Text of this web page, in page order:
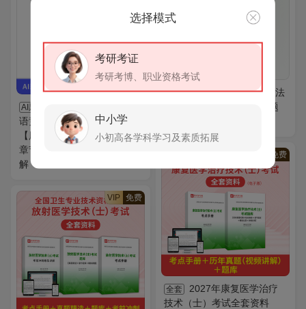
全套
裴娣娜《教育研究方法
导论》全套资料【笔记＋题
AI题库
语竞赛A类（研究生）题库
【历年真题（视频讲解）＋
章节题库＋模拟试题】AI讲
解
免费
全套
2027年康复医学治疗
技术（士）考试全套资料
VIP 免费
选择模式
考研考证
考研考博、职业资格考试
中小学
小初高各学科学习及素质拓展